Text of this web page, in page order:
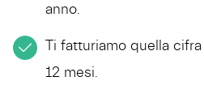
anno.
Ti fatturiamo quella
12 mesi.